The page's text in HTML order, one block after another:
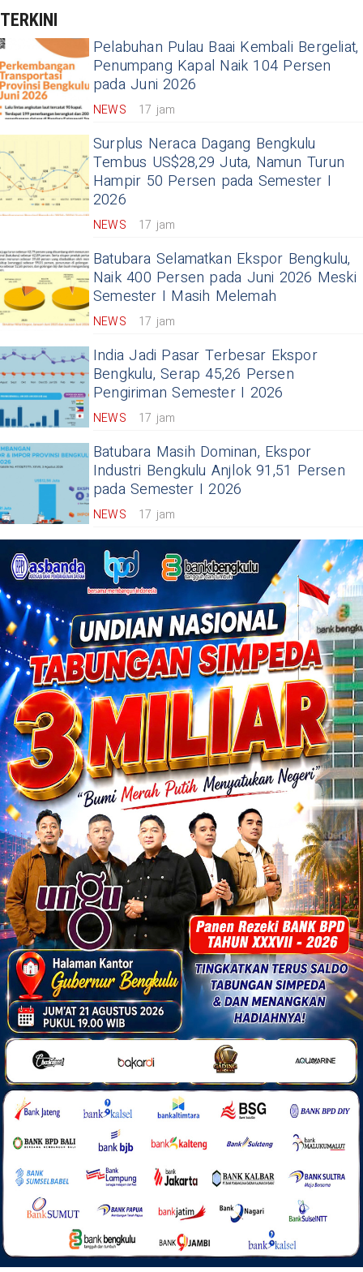
TERKINI
Pelabuhan Pulau Baai Kembali Bergeliat,
Penumpang Kapal Naik 104 Persen
pada Juni 2026
NEWS 17 jam
Surplus Neraca Dagang Bengkulu
Tembus US$28,29 Juta, Namun Turun
Hampir 50 Persen pada Semester I
2026
NEWS 17 jam
Batubara Selamatkan Ekspor Bengkulu,
Naik 400 Persen pada Juni 2026 Meski
Semester I Masih Melemah
NEWS 17 jam
India Jadi Pasar Terbesar Ekspor
Bengkulu, Serap 45,26 Persen
Pengiriman Semester I 2026
NEWS 17 jam
Batubara Masih Dominan, Ekspor
Industri Bengkulu Anjlok 91,51 Persen
pada Semester I 2026
NEWS 17 jam